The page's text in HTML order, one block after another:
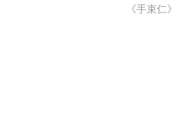
《手束仁》